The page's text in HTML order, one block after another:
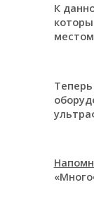
К